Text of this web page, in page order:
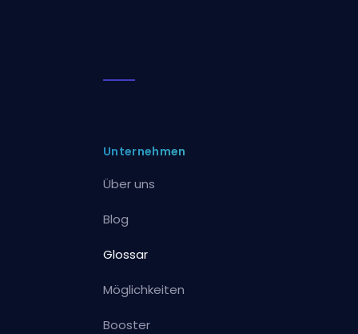
Unternehmen
Über uns
Blog
Glossar
Möglichkeiten
Booster